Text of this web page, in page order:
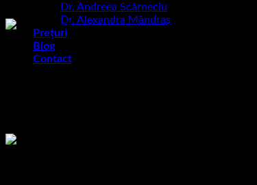
Dr. Andreea Scârneciu
Dr. Alexandra Mândraș
Prețuri
Blog
Contact